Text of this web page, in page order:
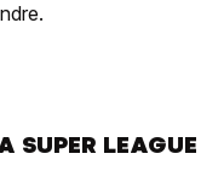
SUPER LEAGUE